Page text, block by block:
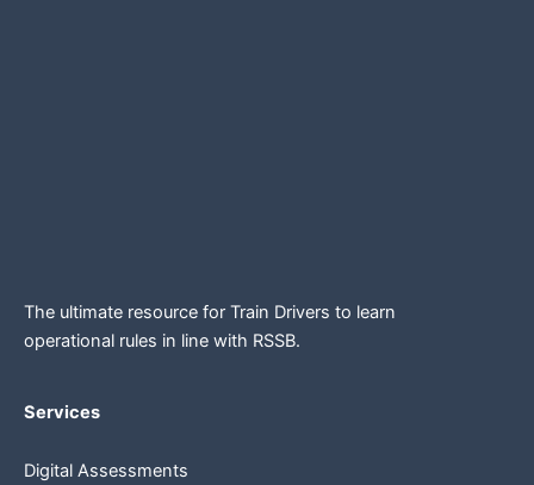
The ultimate resource for Train Drivers to learn
operational rules in line with RSSB.
Services
Digital Assessments